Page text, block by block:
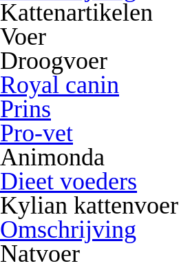
Kattenartikelen
Voer
Droogvoer
Royal canin
Prins
Pro-vet
Animonda
Dieet voeders
Kylian kattenvoer
Omschrijving
Natvoer